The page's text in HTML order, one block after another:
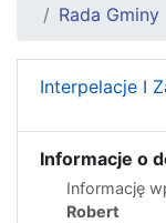
Rada Gminy
Interpelacje I
Informacje o
Informację
Robert